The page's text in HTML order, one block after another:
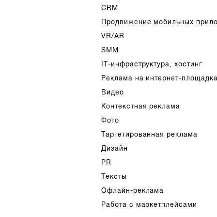
CRM
Продвижение мобильных
VR/AR
SMM
IT-инфраструктура, хостинг
Реклама на интернет-
Видео
Контекстная реклама
Фото
Таргетированная реклама
Дизайн
PR
Тексты
Офлайн-реклама
Работа с маркетплейсами